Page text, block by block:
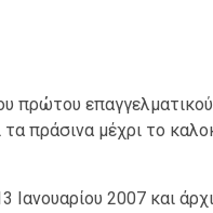
πρώτου
πράσινα μέχρι το
2007 και